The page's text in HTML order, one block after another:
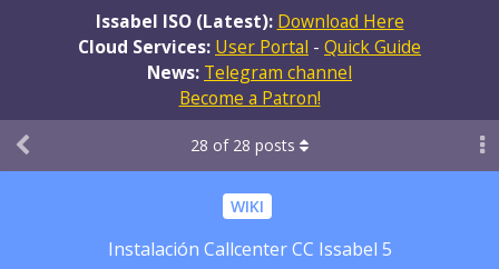
Issabel ISO (Latest): Download Here
Cloud Services: User Portal - Quick Guide
News: Telegram channel
Become a Patron!
WIKI
Instalación Callcenter CC Issabel 5
28 of 28 posts